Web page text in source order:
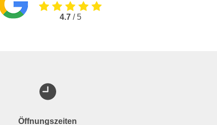
4.7/ 5
Öffnungszeiten